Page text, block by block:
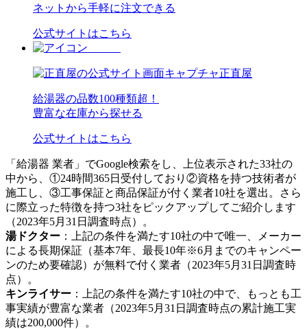
ネットから手軽に注文できる
公式サイトはこちら
正直屋
給湯器の品数100種類超！
豊富な在庫から探せる
公式サイトはこちら
「給湯器 業者」でGoogle検索をし、上位表示された33社の
中から、①24時間365日受付しており②資格を持つ技術者が
施工し、③工事保証と商品保証が付く業者10社を選出。さら
に際立った特徴を持つ3社をピックアップしてご紹介します
（2023年5月31日調査時点）。
湯ドクター ：上記の条件を満たす10社の中で唯一、メーカー
による長期保証（基本7年、最長10年※6月までのキャンペー
ンのため要確認）が無料で付く業者（2023年5月31日調査時
点）。
キンライサー ：上記の条件を満たす10社の中で、もっとも工
事実績が豊富な業者（2023年5月31日調査時点の累計施工実
績は200,000件）。